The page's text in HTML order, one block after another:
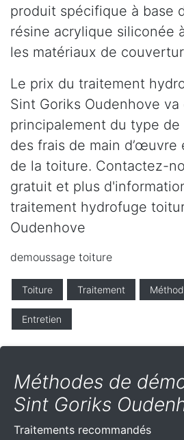
produit spécifique à base
résine acrylique siliconée
les matériaux de
Le prix du traitement
Sint Goriks Oudenhove va
principalement du type
des frais de main d’œuvre
de la toiture. Contactez-
gratuit et plus
traitement hydrofuge
Oudenhove
demoussage toiture
Toiture Traitement
Entretien
Méthodes de
Sint Goriks
Traitements recommandés